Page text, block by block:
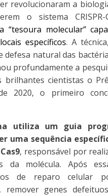
revolucionaram a
o sistema CRISPR-
“tesoura molecular”
específicos. A
defesa natural das
profundamente a
brilhantes cientistas o
2020, o primeiro
utiliza um guia
uma sequência
, responsável por
da molécula. Após
de reparo celular
remover genes